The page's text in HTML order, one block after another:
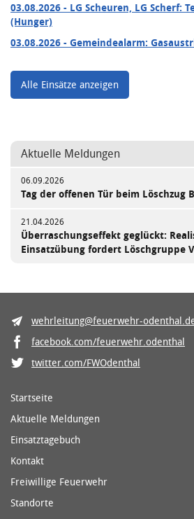
03.08.2026 - LG Scheuren, LG Scherf:
(Hunger)
03.08.2026 - Gemeindealarm:
Alle Einsätze anzeigen
Aktuelle Meldungen
06.09.2026
Tag der offenen Tür beim Löschzug
21.04.2026
Überraschungseffekt geglückt:
Einsatzübung fordert Löschgruppe
wehrleitung@feuerwehr-
facebook.com/feuerwehr.odenthal
twitter.com/FWOdenthal
Startseite
Aktuelle Meldungen
Einsatztagebuch
Kontakt
Freiwillige Feuerwehr
Standorte